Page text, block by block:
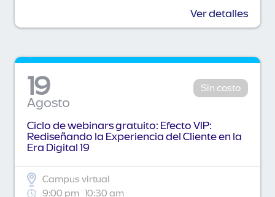
Ver detalles
19
Agosto
Sin costo
Ciclo de webinars gratuito: Efecto VIP:
Rediseñando la Experiencia del Cliente en la
Era Digital 19
Campus virtual
9:00 pm 10:30 am